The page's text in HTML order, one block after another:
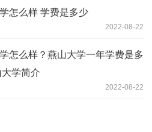
怎么样 学费是多少
2022-08-22
怎么样？燕山大学一年学费是多
学简介
2022-08-22